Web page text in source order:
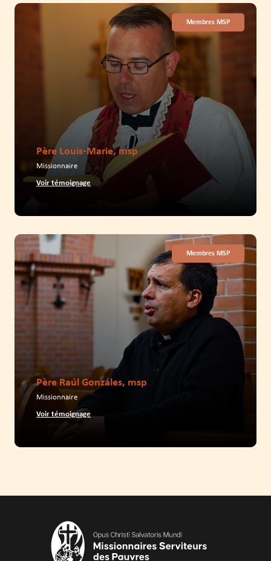
Membres MSP
Père Louis-Marie, msp
Missionnaire
Voir témoignage
Membres MSP
Père Raúl Gonzáles, msp
Missionnaire
Voir témoignage